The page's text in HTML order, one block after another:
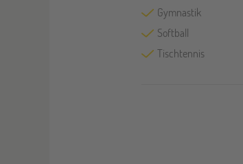
Gymnastik
Softball
Tischtennis